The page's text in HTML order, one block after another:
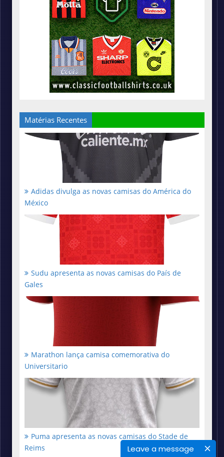
Leave a message
Matérias Recentes
Adidas divulga as novas camisas do América do
México
Sudu apresenta as novas camisas do País de
Gales
Marathon lança camisa comemorativa do
Universitario
Puma apresenta as novas camisas do Stade de
Reims